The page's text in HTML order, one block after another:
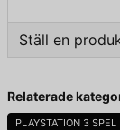
uppföljare, The
En tredje
Skybound, The
Ställ en
Fråga oss
Relaterade
PLAYSTATION 3 SPEL